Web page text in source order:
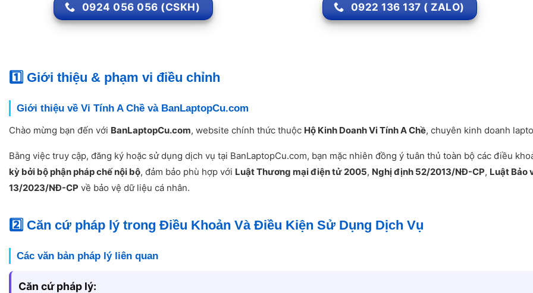
0924 056 056 (CSKH) 0922 136 137 ( ZALO)
1️⃣ Giới thiệu & phạm vi điều chỉnh
Giới thiệu về Vi Tính A Chề và BanLaptopCu.com
Chào mừng bạn đến với BanLaptopCu.com, website chính thức thuộc Hộ Kinh Doanh Vi Tính A Chề, chuyên kinh doanh
Bằng việc truy cập, đăng ký hoặc sử dụng dịch vụ tại BanLaptopCu.com, bạn mặc nhiên đồng ý tuân thủ toàn bộ các điều
kỳ bởi bộ phận pháp chế nội bộ, đảm bảo phù hợp với Luật Thương mại điện tử 2005, Nghị định 52/2013/NĐ-CP, Luật Bảo
13/2023/NĐ-CP về bảo vệ dữ liệu cá nhân.
2️⃣ Căn cứ pháp lý trong Điều Khoản Và Điều Kiện Sử Dụng Dịch Vụ
Các văn bản pháp lý liên quan
Căn cứ pháp lý: